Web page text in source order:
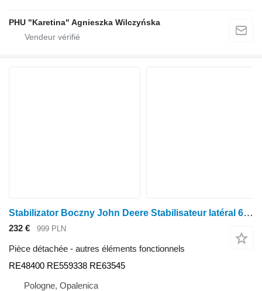
PHU "Karetina" Agnieszka Wilczyńska
Stabilizator Boczny John Deere Stabilisateur latéral 6000 7000 8000 RE48400 RE559338 RE63545 pour tracteur à roues John Deere 6000 7000 8000
232 € 999 PLN
Pièce détachée - autres éléments fonctionnels
RE48400 RE559338 RE63545
Pologne, Opalenica